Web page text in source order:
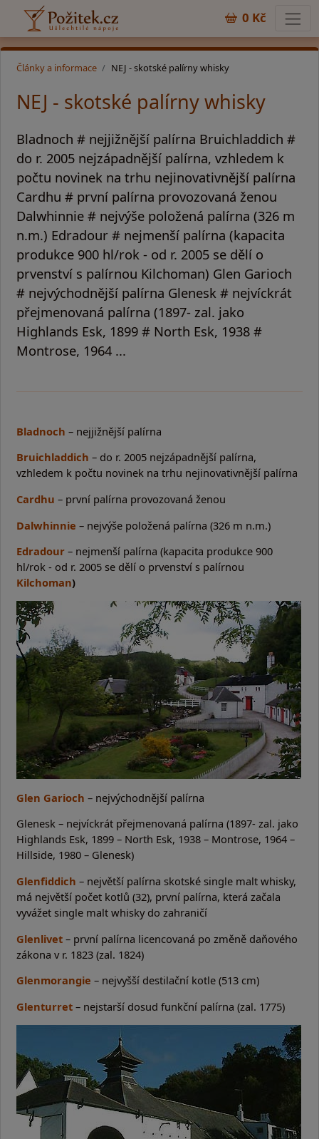
0 Kč
Články a informace NEJ - skotské palírny whisky
NEJ - skotské palírny whisky
Bladnoch # nejjižnější palírna Bruichladdich #
do r. 2005 nejzápadnější palírna, vzhledem k
počtu novinek na trhu nejinovativnější palírna
Cardhu # první palírna provozovaná ženou
Dalwhinnie # nejvýše položená palírna (326 m
n.m.) Edradour # nejmenší palírna (kapacita
produkce 900 hl/rok - od r. 2005 se dělí o
prvenství s palírnou Kilchoman) Glen Garioch
# nejvýchodnější palírna Glenesk # nejvíckrát
přejmenovaná palírna (1897- zal. jako
Highlands Esk, 1899 # North Esk, 1938 #
Montrose, 1964 ...
Bladnoch – nejjižnější palírna
Bruichladdich – do r. 2005 nejzápadnější palírna,
vzhledem k počtu novinek na trhu nejinovativnější palírna
Cardhu – první palírna provozovaná ženou
Dalwhinnie – nejvýše položená palírna (326 m n.m.)
Edradour – nejmenší palírna (kapacita produkce 900
hl/rok - od r. 2005 se dělí o prvenství s palírnou
Kilchoman)
Glen Garioch – nejvýchodnější palírna
Glenesk – nejvíckrát přejmenovaná palírna (1897- zal. jako
Highlands Esk, 1899 – North Esk, 1938 – Montrose, 1964 –
Hillside, 1980 – Glenesk)
Glenfiddich – největší palírna skotské single malt whisky,
má největší počet kotlů (32), první palírna, která začala
vyvážet single malt whisky do zahraničí
Glenlivet – první palírna licencovaná po změně daňového
zákona v r. 1823 (zal. 1824)
Glenmorangie – nejvyšší destilační kotle (513 cm)
Glenturret – nejstarší dosud funkční palírna (zal. 1775)